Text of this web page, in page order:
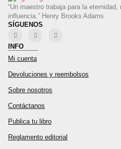
“Un maestro trabaja para la
influencia.” Henry Brooks Adams
SÍGUENOS
INFO
Mi cuenta
Devoluciones y reembolsos
Sobre nosotros
Contáctanos
Publica tu libro
Reglamento editorial